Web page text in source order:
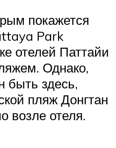
покажется
Park
отелей Паттайи
Однако,
быть здесь,
пляж Донгтан
возле отеля.